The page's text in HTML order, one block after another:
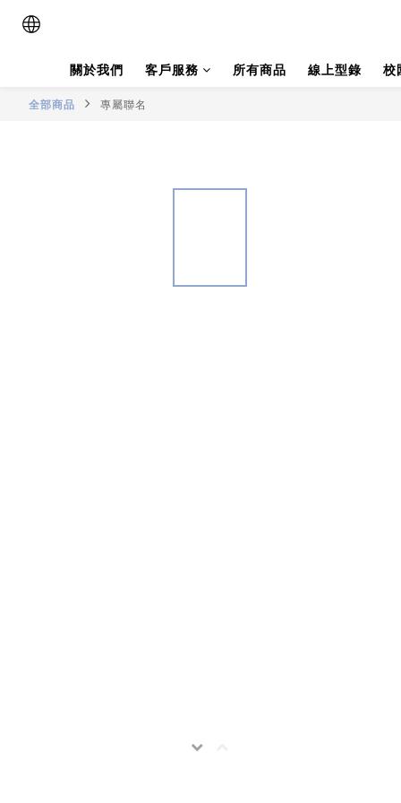
關於我們 客戶服務 所有商品 線上型錄 校
全部商品 專屬聯名